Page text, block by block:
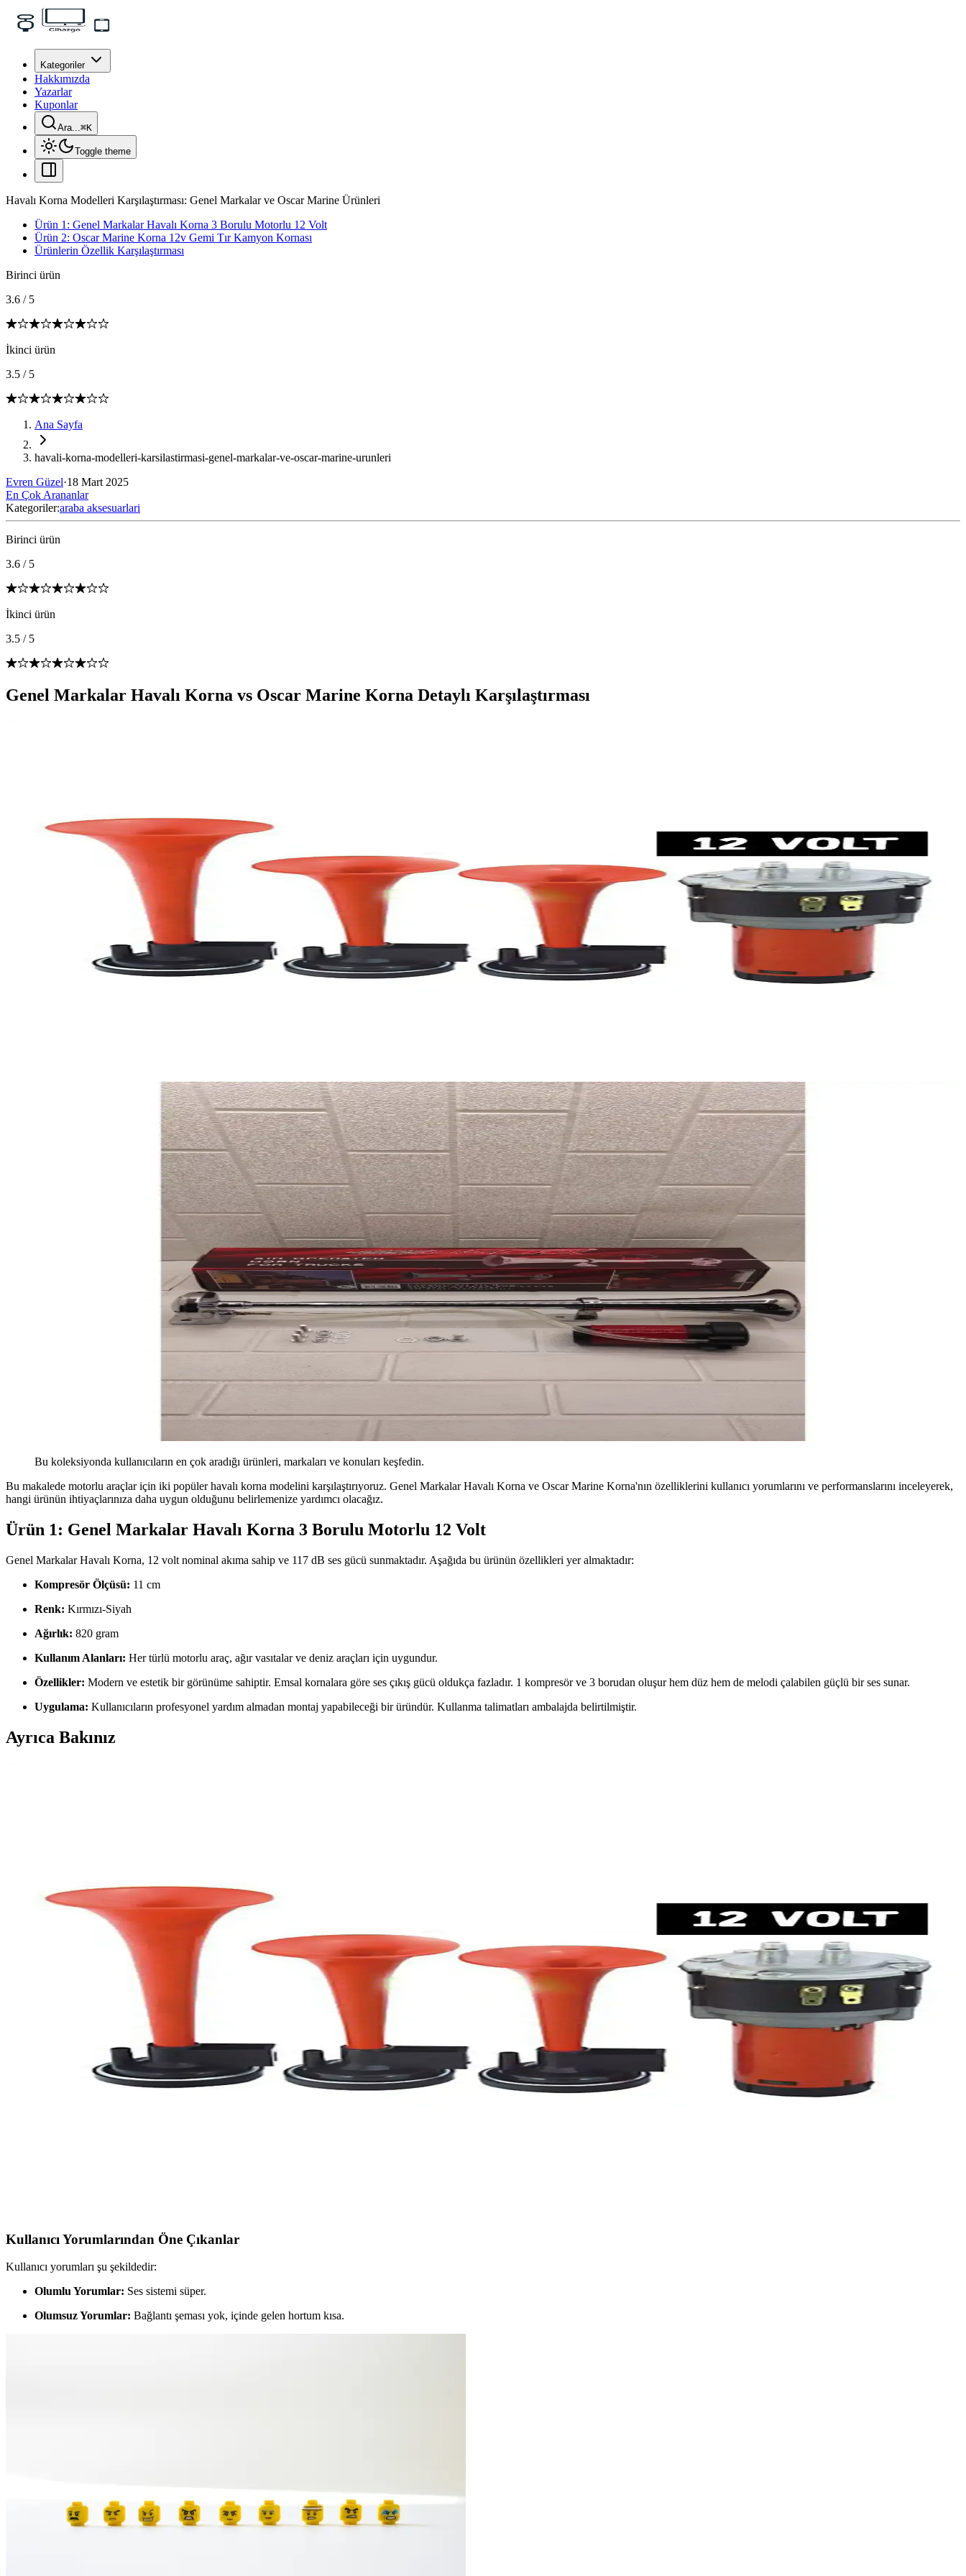
Kategoriler
Hakkımızda
Yazarlar
Kuponlar
Ara...⌘K
Toggle theme
Havalı Korna Modelleri Karşılaştırması: Genel Markalar ve Oscar Marine Ürünleri
Ürün 1: Genel Markalar Havalı Korna 3 Borulu Motorlu 12 Volt
Ürün 2: Oscar Marine Korna 12v Gemi Tır Kamyon Kornası
Ürünlerin Özellik Karşılaştırması
Birinci ürün
3.6 / 5
İkinci ürün
3.5 / 5
Ana Sayfa
havali-korna-modelleri-karsilastirmasi-genel-markalar-ve-oscar-marine-urunleri
Evren Güzel·18 Mart 2025
En Çok Arananlar
Kategoriler:araba aksesuarlari
Birinci ürün
3.6 / 5
İkinci ürün
3.5 / 5
Genel Markalar Havalı Korna vs Oscar Marine Korna Detaylı Karşılaştırması
Bu koleksiyonda kullanıcıların en çok aradığı ürünleri, markaları ve konuları keşfedin.
Bu makalede motorlu araçlar için iki popüler havalı korna modelini karşılaştırıyoruz. Genel Markalar Havalı Korna ve Oscar Marine Korna'nın özelliklerini kullanıcı yorumlarını ve performanslarını inceleyerek,
hangi ürünün ihtiyaçlarınıza daha uygun olduğunu belirlemenize yardımcı olacağız.
Ürün 1: Genel Markalar Havalı Korna 3 Borulu Motorlu 12 Volt
Genel Markalar Havalı Korna, 12 volt nominal akıma sahip ve 117 dB ses gücü sunmaktadır. Aşağıda bu ürünün özellikleri yer almaktadır:
Kompresör Ölçüsü: 11 cm
Renk: Kırmızı-Siyah
Ağırlık: 820 gram
Kullanım Alanları: Her türlü motorlu araç, ağır vasıtalar ve deniz araçları için uygundur.
Özellikler: Modern ve estetik bir görünüme sahiptir. Emsal kornalara göre ses çıkış gücü oldukça fazladır. 1 kompresör ve 3 borudan oluşur hem düz hem de melodi çalabilen güçlü bir ses sunar.
Uygulama: Kullanıcıların profesyonel yardım almadan montaj yapabileceği bir üründür. Kullanma talimatları ambalajda belirtilmiştir.
Ayrıca Bakınız
Genel Markalar Havalı Korna ve Marine Korna Karşılaştırması ve Özellikleri
İki popüler havalı korna modeli olan Genel Markalar Havalı Korna ve Marine Korna'nın özellikleri, kullanım alanları ve kullanıcı yorumlarıyla detaylı karşılaştırması.
Carub ve Oscar Marine Korna Karşılaştırması: Hangi Korna İhtiyaçlarınıza Uygun
Carub ve Oscar Marine korna modellerinin özelliklerini, avantajlarını ve kullanıcı yorumlarını karşılaştırarak en uygun seçeneği belirleyin.
Havalı Korna ve Seger Korna Karşılaştırması: Ses Gücü ve Özellikler Analizi
Bu makalede, iki popüler havalı korna modelinin özellikleri ve kullanıcı yorumlarıyla karşılaştırması yapılarak, ihtiyaçlara uygun en iyi korna seçimi hakkında bilgi sunuluyor.
Oscar Marine ve Seger 12V hava korna karşılaştırması: performans, dayanıklılık ve kurulum özellikleri
Oscar Marine ve Seger korna modellerinin ses kalitesi, dayanıklılık ve kurulum kolaylığı gibi özelliklerini karşılaştırıyoruz, araç sahiplerinin kararını kolaylaştırıyoruz.
Kullanıcı Yorumlarından Öne Çıkanlar
Kullanıcı yorumları şu şekildedir:
Olumlu Yorumlar: Ses sistemi süper.
Olumsuz Yorumlar: Bağlantı şeması yok, içinde gelen hortum kısa.